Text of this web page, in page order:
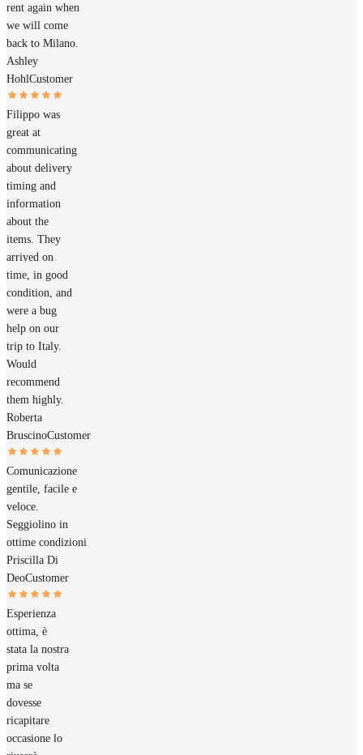
rent again when
we will come
back to Milano.
Ashley
HohlCustomer
Filippo was
great at
communicating
about delivery
timing and
information
about the
items. They
arrived on
time, in good
condition, and
were a bug
help on our
trip to Italy.
Would
recommend
them highly.
Roberta
BruscinoCustomer
Comunicazione
gentile, facile e
veloce.
Seggiolino in
ottime condizioni
Priscilla Di
DeoCustomer
Esperienza
ottima, è
stata la nostra
prima volta
ma se
dovesse
ricapitare
occasione lo